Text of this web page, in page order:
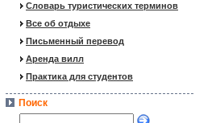
Словарь туристических терминов
Все об отдыхе
Письменный перевод
Аренда вилл
Практика для студентов
Поиск